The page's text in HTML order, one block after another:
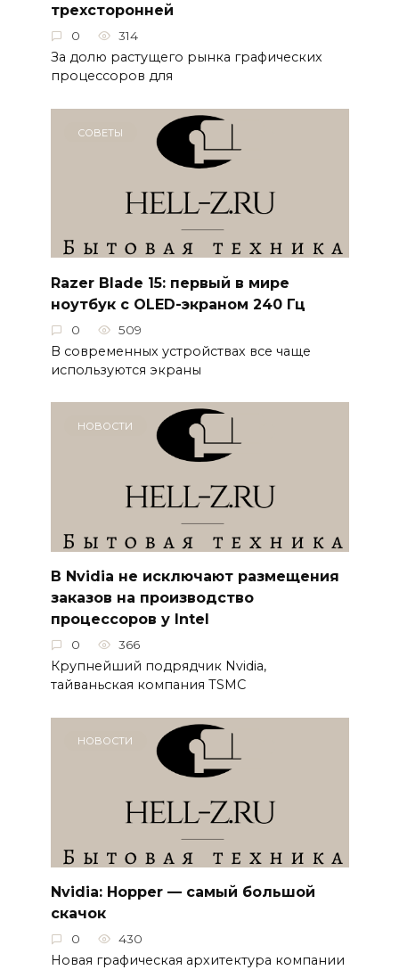
трехсторонней
0 314
За долю растущего рынка графических
процессоров для
СОВЕТЫ
Razer Blade 15: первый в мире
ноутбук с OLED-экраном 240 Гц
0 509
В современных устройствах все чаще
используются экраны
НОВОСТИ
В Nvidia не исключают размещения
заказов на производство
процессоров у Intel
0 366
Крупнейший подрядчик Nvidia,
тайваньская компания TSMC
НОВОСТИ
Nvidia: Hopper — самый большой
скачок
0 430
Новая графическая архитектура компании